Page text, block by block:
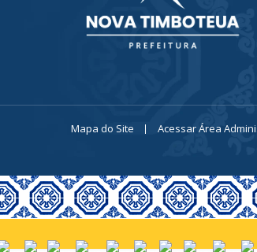
Mapa do Site Acessar Área